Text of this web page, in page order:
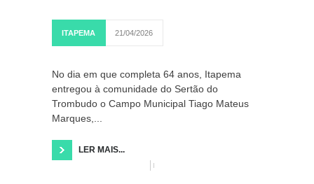
ITAPEMA 21/04/2026
No dia em que completa 64 anos, Itapema
entregou à comunidade do Sertão do
Trombudo o Campo Municipal Tiago Mateus
Marques,...
LER MAIS...